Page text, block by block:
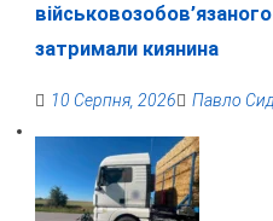
затримали киянина
10 Серпня, 2026 Павло